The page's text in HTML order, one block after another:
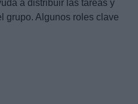
a distribuir las tareas y
grupo. Algunos roles clave